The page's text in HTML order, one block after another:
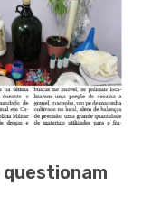
questionam